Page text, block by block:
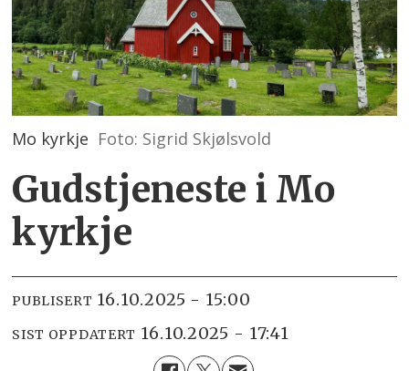
Mo kyrkje Foto: Sigrid Skjølsvold
Gudstjeneste i Mo
kyrkje
PUBLISERT 16.10.2025 - 15:00
SIST OPPDATERT 16.10.2025 - 17:41